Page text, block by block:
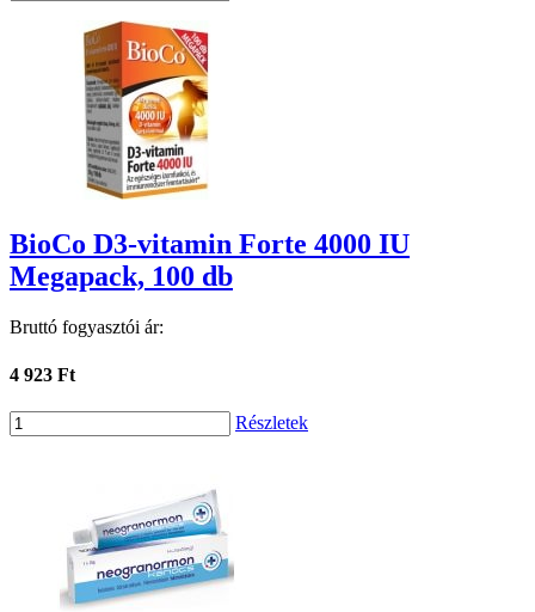
BioCo D3-vitamin Forte 4000 IU
Megapack, 100 db
Bruttó fogyasztói ár:
4 923 Ft
Részletek